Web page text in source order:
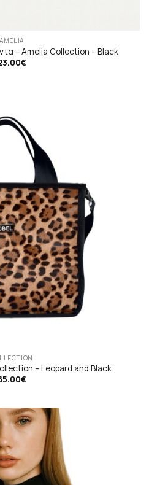
AMELIA
– Amelia Collection – Black
€
– Leopard and Black
€